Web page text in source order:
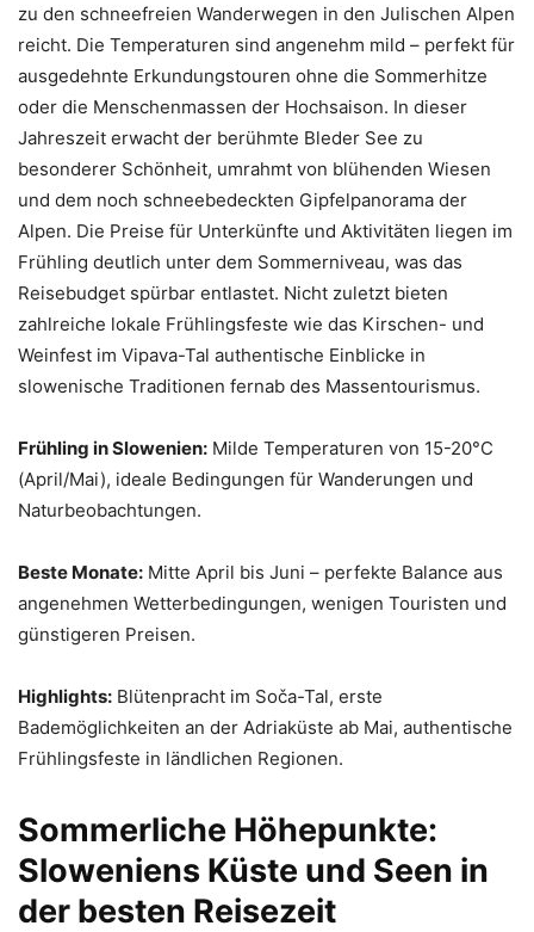
zu den schneefreien Wanderwegen in den Julischen Alpen
reicht. Die Temperaturen sind angenehm mild – perfekt für
ausgedehnte Erkundungstouren ohne die Sommerhitze
oder die Menschenmassen der Hochsaison. In dieser
Jahreszeit erwacht der berühmte Bleder See zu
besonderer Schönheit, umrahmt von blühenden Wiesen
und dem noch schneebedeckten Gipfelpanorama der
Alpen. Die Preise für Unterkünfte und Aktivitäten liegen im
Frühling deutlich unter dem Sommerniveau, was das
Reisebudget spürbar entlastet. Nicht zuletzt bieten
zahlreiche lokale Frühlingsfeste wie das Kirschen- und
Weinfest im Vipava-Tal authentische Einblicke in
slowenische Traditionen fernab des Massentourismus.
Frühling in Slowenien: Milde Temperaturen von 15-20°C
(April/Mai), ideale Bedingungen für Wanderungen und
Naturbeobachtungen.
Beste Monate: Mitte April bis Juni – perfekte Balance aus
angenehmen Wetterbedingungen, wenigen Touristen und
günstigeren Preisen.
Highlights: Blütenpracht im Soča-Tal, erste
Bademöglichkeiten an der Adriaküste ab Mai, authentische
Frühlingsfeste in ländlichen Regionen.
Sommerliche Höhepunkte:
Sloweniens Küste und Seen in
der besten Reisezeit